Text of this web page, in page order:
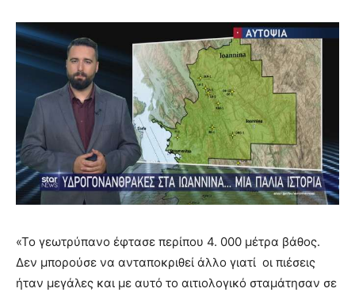
«Το γεωτρύπανο έφτασε περίπου 4. 000 μέτρα βάθος.
Δεν μπορούσε να ανταποκριθεί άλλο γιατί οι πιέσεις
ήταν μεγάλες και με αυτό το αιτιολογικό σταμάτησαν σε